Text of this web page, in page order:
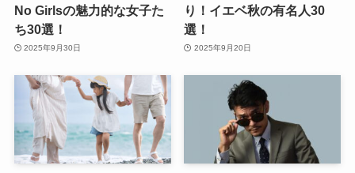
No Girlsの魅力的な女子た
ち30選！
2025年9月30日
り！イエベ秋の有名人30
選！
2025年9月20日